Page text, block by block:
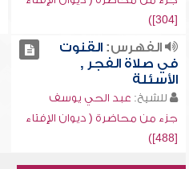
[304])
الفهرس:القنوت
في صلاة الفجر ,
الأسئلة
للشيخ: عبد الحي يوسف
جزء من محاضرة ( ديوان الإفتاء
[488])